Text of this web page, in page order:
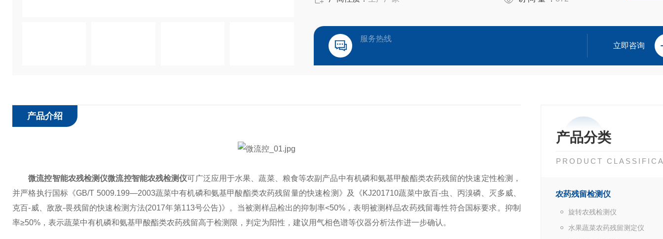
服务热线
立即咨询
产品分类
PRODUCT
农药残留检测仪
旋转农残检测仪
水果蔬菜农药残留测定仪
产品介绍
微流控智能农残检测仪微流控智能农残检测仪可广泛应用于水果、蔬菜、粮食等农副产品中有机磷和氨基甲酸酯类农药残留的快速定性检测，
并严格执行国标《GB/T 5009.199—2003蔬菜中有机磷和氨基甲酸酯类农药残留量的快速检测》及《KJ201710蔬菜中敌百-虫、丙溴磷、灭多威、
克百-威、敌敌-畏残留的快速检测方法(2017年第113号公告)》。当被测样品检出的抑制率<50%，表明被测样品农药残留毒性符合国标要求。抑制
率≥50%，表示蔬菜中有机磷和氨基甲酸酯类农药残留高于检测限，判定为阳性，建议用气相色谱等仪器分析法作进一步确认。